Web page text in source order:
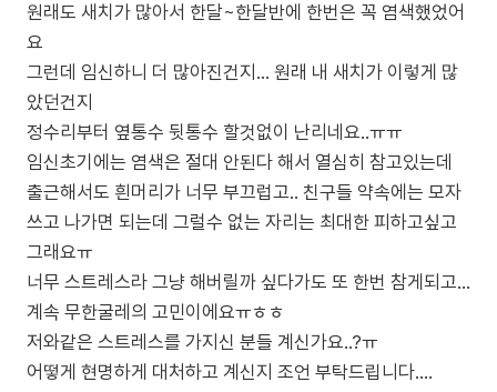
원래도 새치가 많아서 한달~한달반에 한번은 꼭 염색했었어
요
그런데 임신하니 더 많아진건지... 원래 내 새치가 이렇게 많
았던건지
정수리부터 옆통수 뒷통수 할것없이 난리네요..ㅠㅠ
임신초기에는 염색은 절대 안된다 해서 열심히 참고있는데
출근해서도 흰머리가 너무 부끄럽고.. 친구들 약속에는 모자
쓰고 나가면 되는데 그럴수 없는 자리는 최대한 피하고싶고
그래요ㅠ
너무 스트레스라 그냥 해버릴까 싶다가도 또 한번 참게되고...
계속 무한굴레의 고민이에요ㅠㅎㅎ
저와같은 스트레스를 가지신 분들 계신가요..?ㅠ
어떻게 현명하게 대처하고 계신지 조언 부탁드립니다....